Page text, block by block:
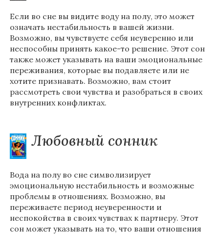
Если во сне вы видите воду на полу, это может
означать нестабильность в вашей жизни.
Возможно, вы чувствуете себя неуверенно или
неспособны принять какое-то решение. Этот сон
также может указывать на ваши эмоциональные
переживания, которые вы подавляете или не
хотите признавать. Возможно, вам стоит
рассмотреть свои чувства и разобраться в своих
внутренних конфликтах.
Любовный сонник
Вода на полу во сне символизирует
эмоциональную нестабильность и возможные
проблемы в отношениях. Возможно, вы
переживаете период неуверенности и
неспокойства в своих чувствах к партнеру. Этот
сон может указывать на то, что ваши отношения